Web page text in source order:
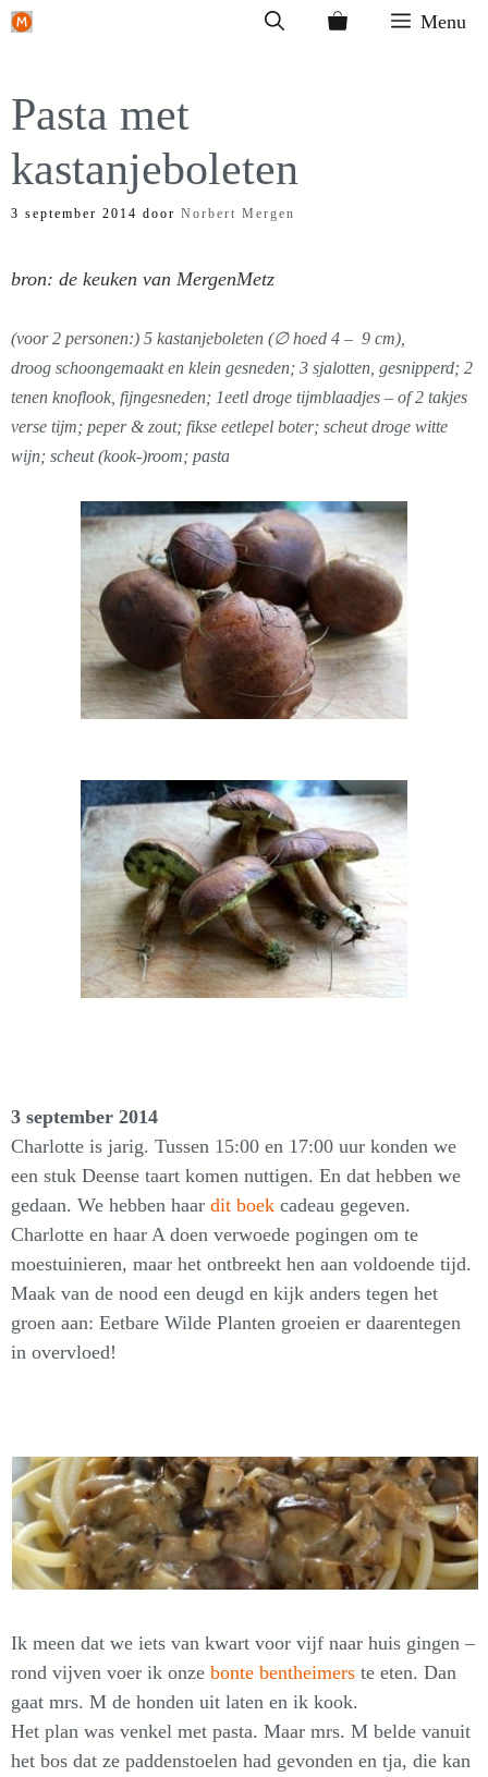
Ga
inhoud
Menu
Pasta met
kastanjeboleten
3 september 2014 door Norbert Mergen
bron: de keuken van MergenMetz
(voor 2 personen:) 5 kastanjeboleten (∅ hoed 4 – 9 cm),
droog schoongemaakt en klein gesneden; 3 sjalotten, gesnipperd; 2
tenen knoflook, fijngesneden; 1eetl droge tijmblaadjes – of 2 takjes
verse tijm; peper & zout; fikse eetlepel boter; scheut droge witte
wijn; scheut (kook-)room; pasta
3 september 2014
Charlotte is jarig. Tussen 15:00 en 17:00 uur konden we
een stuk Deense taart komen nuttigen. En dat hebben we
gedaan. We hebben haar dit boek cadeau gegeven.
Charlotte en haar A doen verwoede pogingen om te
moestuinieren, maar het ontbreekt hen aan voldoende tijd.
Maak van de nood een deugd en kijk anders tegen het
groen aan: Eetbare Wilde Planten groeien er daarentegen
in overvloed!
Ik meen dat we iets van kwart voor vijf naar huis gingen –
rond vijven voer ik onze bonte bentheimers te eten. Dan
gaat mrs. M de honden uit laten en ik kook.
Het plan was venkel met pasta. Maar mrs. M belde vanuit
het bos dat ze paddenstoelen had gevonden en tja, die kan